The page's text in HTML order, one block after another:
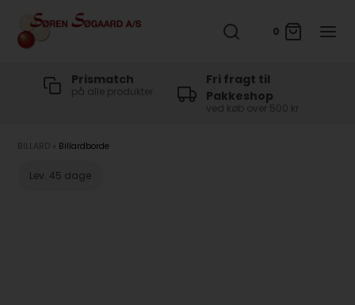
0
Prismatch
på alle produkter
Fri fragt til
Pakkeshop
ved køb over 500 kr
BILLARD Billardborde
Lev. 45 dage